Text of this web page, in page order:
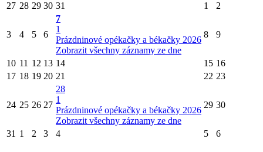
27 28 29 30 31 1 2
3 4 5 6
7
1
Prázdninové opékačky a békačky 2026
Zobrazit všechny záznamy ze dne
8 9
10 11 12 13 14 15 16
17 18 19 20 21 22 23
24 25 26 27
28
1
Prázdninové opékačky a békačky 2026
Zobrazit všechny záznamy ze dne
29 30
31 1 2 3 4 5 6